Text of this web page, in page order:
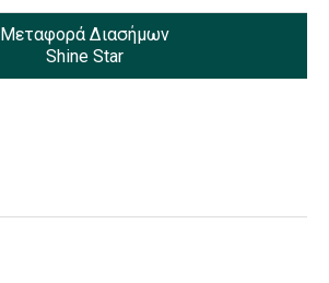
Μεταφορά Διασήμων
Shine Star